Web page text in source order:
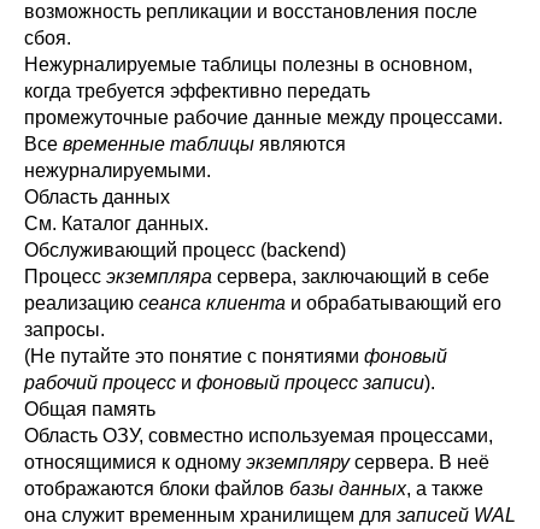
возможность репликации и восстановления после
сбоя.
Нежурналируемые таблицы полезны в основном,
когда требуется эффективно передать
промежуточные рабочие данные между процессами.
Все временные таблицы являются
нежурналируемыми.
Область данных
См. Каталог данных.
Обслуживающий процесс (backend)
Процесс экземпляра сервера, заключающий в себе
реализацию сеанса клиента и обрабатывающий его
запросы.
(Не путайте это понятие с понятиями фоновый
рабочий процесс и фоновый процесс записи).
Общая память
Область ОЗУ, совместно используемая процессами,
относящимися к одному экземплярусервера. В неё
отображаются блоки файлов базы данных, а также
она служит временным хранилищем для записей WAL